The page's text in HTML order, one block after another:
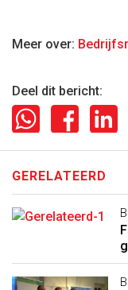
Meer over:
Deel dit bericht:
GERELATEERD